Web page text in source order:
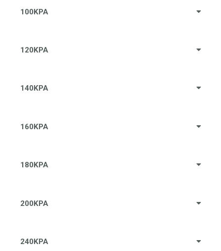
100KPA
120KPA
140KPA
160KPA
180KPA
200KPA
240KPA